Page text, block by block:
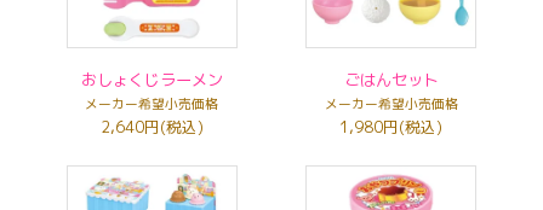
おしょくじラーメン
メーカー希望小売価格
2,640円(税込)
ごはんセット
メーカー希望小売価格
1,980円(税込)